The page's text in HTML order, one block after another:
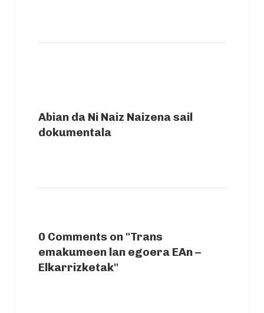
Abian da Ni Naiz Naizena sail
dokumentala
0 Comments on "Trans
emakumeen lan egoera EAn –
Elkarrizketak"